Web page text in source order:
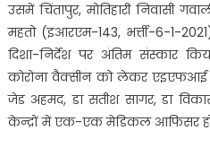
उसमें चिंतापुर, मोतिहारी निवासी
महतो (इआरएम-143, भर्त्ती-6-1-
दिशा-निर्देश पर अंतिम संस्कार
कोरोना वैक्सीन को लेकर एइएफआई
जेड अहमद, डा सतीश सागर, डा
केन्द्रों में एक-एक मेडिकल आफिसर